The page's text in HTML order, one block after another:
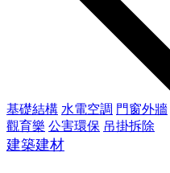
基礎結構 水電空調 門窗外牆
觀育樂 公害環保 吊掛拆除
建築建材